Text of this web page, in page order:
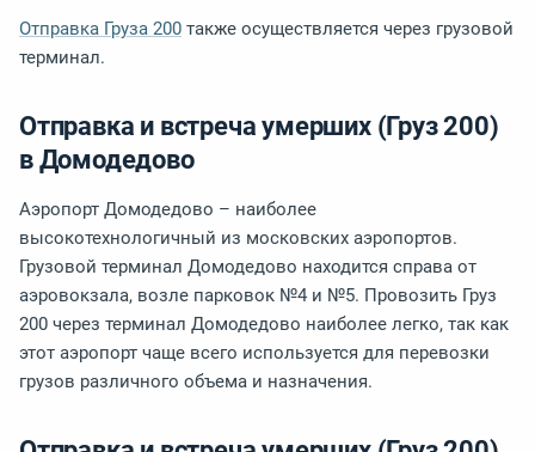
Отправка Груза 200 также осуществляется через грузовой
терминал.
Отправка и встреча умерших (Груз 200)
в Домодедово
Аэропорт Домодедово – наиболее
высокотехнологичный из московских аэропортов.
Грузовой терминал Домодедово находится справа от
аэровокзала, возле парковок №4 и №5. Провозить Груз
200 через терминал Домодедово наиболее легко, так как
этот аэропорт чаще всего используется для перевозки
грузов различного объема и назначения.